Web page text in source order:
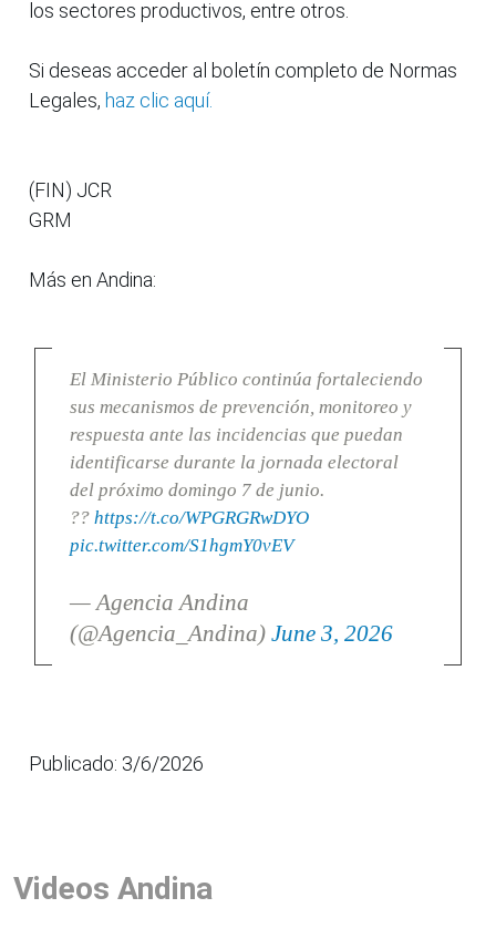
los sectores productivos, entre otros.
Si deseas acceder al boletín completo de Normas
Legales, haz clic aquí.
(FIN) JCR
GRM
Más en Andina:
El Ministerio Público continúa fortaleciendo
sus mecanismos de prevención, monitoreo y
respuesta ante las incidencias que puedan
identificarse durante la jornada electoral
del próximo domingo 7 de junio.
?? https://t.co/WPGRGRwDYO
pic.twitter.com/S1hgmY0vEV
— Agencia Andina
(@Agencia_Andina) June 3, 2026
Publicado: 3/6/2026
Videos Andina